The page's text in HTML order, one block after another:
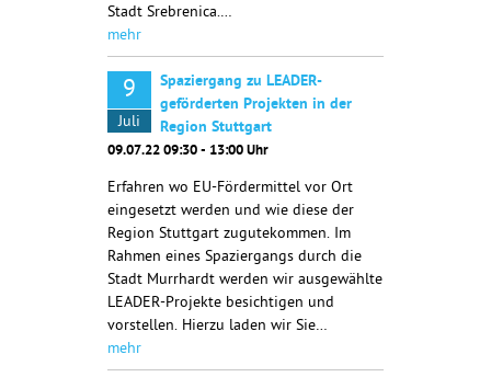
Stadt Srebrenica.…
mehr
9
Juli
Spaziergang zu LEADER-
geförderten Projekten in der
Region Stuttgart
09.07.22 09:30 - 13:00 Uhr
Erfahren wo EU-Fördermittel vor Ort
eingesetzt werden und wie diese der
Region Stuttgart zugutekommen. Im
Rahmen eines Spaziergangs durch die
Stadt Murrhardt werden wir ausgewählte
LEADER-Projekte besichtigen und
vorstellen. Hierzu laden wir Sie…
mehr